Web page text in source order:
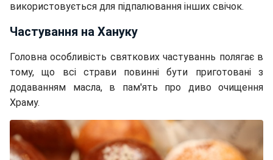
використовується для підпалювання інших свічок.
Частування на Хануку
Головна особливість святкових частуваннь полягає в
тому, що всі страви повинні бути приготовані з
додаванням масла, в пам'ять про диво очищення
Храму.